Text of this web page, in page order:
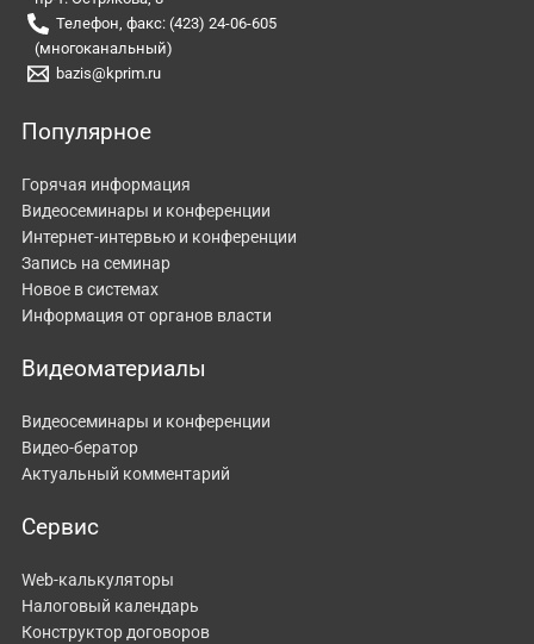
Телефон, факс: (423) 24-06-605
(многоканальный)
bazis@kprim.ru
Популярное
Горячая информация
Видеосеминары и конференции
Интернет-интервью и конференции
Запись на семинар
Новое в системах
Информация от органов власти
Видеоматериалы
Видеосеминары и конференции
Видео-бератор
Актуальный комментарий
Сервис
Web-калькуляторы
Налоговый календарь
Конструктор договоров